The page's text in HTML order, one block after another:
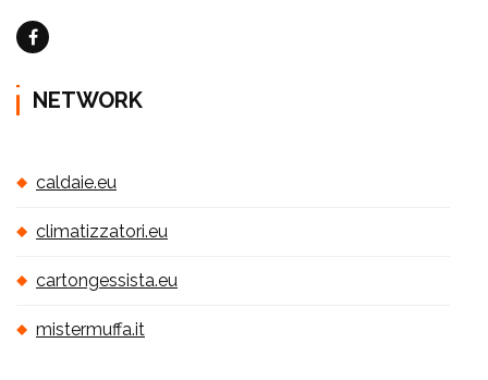
NETWORK
caldaie.eu
climatizzatori.eu
cartongessista.eu
mistermuffa.it